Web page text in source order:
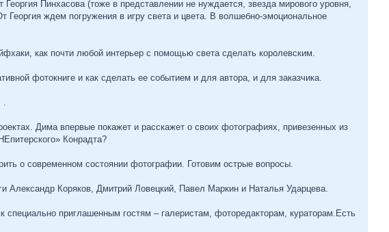
Пинхасова (тоже в представлении не нуждается, звезда мирового уровня,
Георгия ждем погружения в игру света и цвета. В волшебно-эмоциональное
как почти любой интерьер с помощью света сделать королевским.
фотокниге и как сделать ее событием и для автора, и для заказчика.
.
Дима впервые покажет и расскажет о своих фотографиях, привезенных из
Конрадта?
о современном состоянии фотографии. Готовим острые вопросы.
Александр Коряков, Дмитрий Ловецкий, Павел Маркин и Наталья Ударцева.
приглашенным гостям – галеристам, фоторедакторам, кураторам.Есть